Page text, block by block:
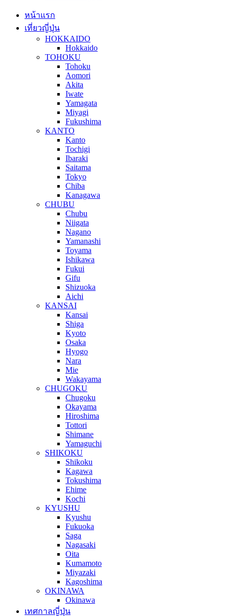
หน้าแรก
เที่ยวญี่ปุ่น
HOKKAIDO
Hokkaido
TOHOKU
Tohoku
Aomori
Akita
Iwate
Yamagata
Miyagi
Fukushima
KANTO
Kanto
Tochigi
Ibaraki
Saitama
Tokyo
Chiba
Kanagawa
CHUBU
Chubu
Niigata
Nagano
Yamanashi
Toyama
Ishikawa
Fukui
Gifu
Shizuoka
Aichi
KANSAI
Kansai
Shiga
Kyoto
Osaka
Hyogo
Nara
Mie
Wakayama
CHUGOKU
Chugoku
Okayama
Hiroshima
Tottori
Shimane
Yamaguchi
SHIKOKU
Shikoku
Kagawa
Tokushima
Ehime
Kochi
KYUSHU
Kyushu
Fukuoka
Saga
Nagasaki
Oita
Kumamoto
Miyazaki
Kagoshima
OKINAWA
Okinawa
เทศกาลญี่ปุ่น